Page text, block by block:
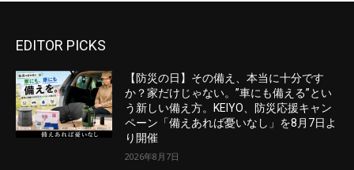
EDITOR PICKS
【防災の日】その備え、本当に十分です
か？家だけじゃない。”車にも備える”とい
う新しい備え方。KEIYO、防災応援キャン
ペーン「備えあれば憂いなし」を8月7日よ
り開催
2026年8月7日